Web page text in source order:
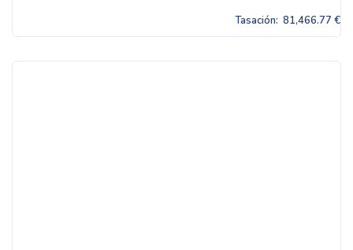
Tasación: 81,466.77 €